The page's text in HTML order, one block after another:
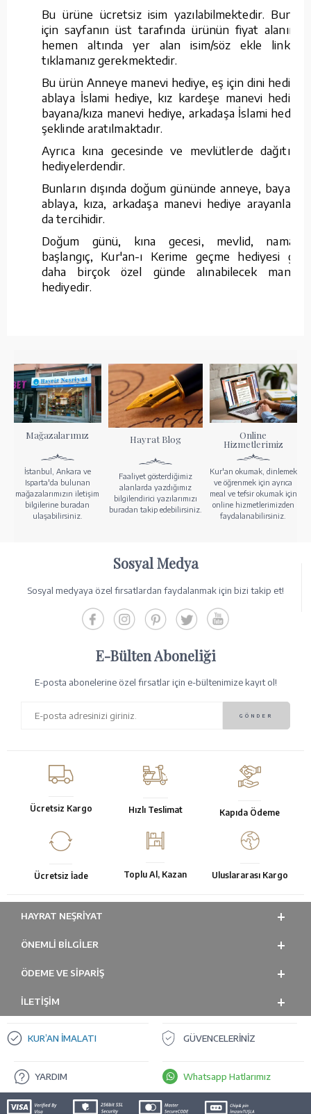
Bu ürüne ücretsiz isim yazılabilmektedir. Bunun
için sayfanın üst tarafında ürünün fiyat alanının
hemen altında yer alan isim/söz ekle linkine
tıklamanız gerekmektedir.
Bu ürün Anneye manevi hediye, eş için dini hediye,
ablaya İslami hediye, kız kardeşe manevi hediye,
bayana/kıza manevi hediye, arkadaşa İslami hediye
şeklinde aratılmaktadır.
Ayrıca kına gecesinde ve mevlütlerde dağıtılan
hediyelerdendir.
Bunların dışında doğum gününde anneye, bayana,
ablaya, kıza, arkadaşa manevi hediye arayanların
da tercihidir.
Doğum günü, kına gecesi, mevlid, namaza
başlangıç, Kur'an-ı Kerime geçme hediyesi gibi
daha birçok özel günde alınabilecek manevi
hediyedir.
Mağazalarımız
İstanbul, Ankara ve
Isparta'da bulunan
mağazalarımızın iletişim
bilgilerine buradan
ulaşabilirsiniz.
Hayrat Blog
Faaliyet gösterdiğimiz
alanlarda yazdığımız
bilgilendirici yazılarımızı
buradan takip edebilirsiniz.
Online
Hizmetlerimiz
Kur'an okumak, dinlemek
ve öğrenmek için ayrıca
meal ve tefsir okumak için
online hizmetlerimizden
faydalanabilirsiniz.
Sosyal Medya
Sosyal medyaya özel fırsatlardan faydalanmak için bizi takip et!
E-Bülten Aboneliği
E-posta abonelerine özel fırsatlar için e-bültenimize kayıt ol!
Ücretsiz Kargo Hızlı Teslimat Kapıda Ödeme
Ücretsiz İade Toplu Al, Kazan Uluslararası Kargo
HAYRAT NEŞRIYAT
ÖNEMLI BILGILER
ÖDEME VE SİPARİŞ
İLETİŞİM
KUR’AN İMALATI GÜVENCELERİNİZ
YARDIM Whatsapp Hatlarımız